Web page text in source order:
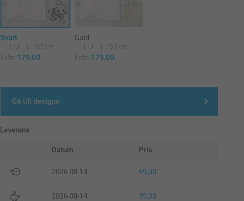
Svart
15,5 cm
Från 179,00
Guld
15,5 cm
Från 179,00
Gå till designs
Leverans
Datum Pris
2026-08-13 69,00
2026-08-14 59,00